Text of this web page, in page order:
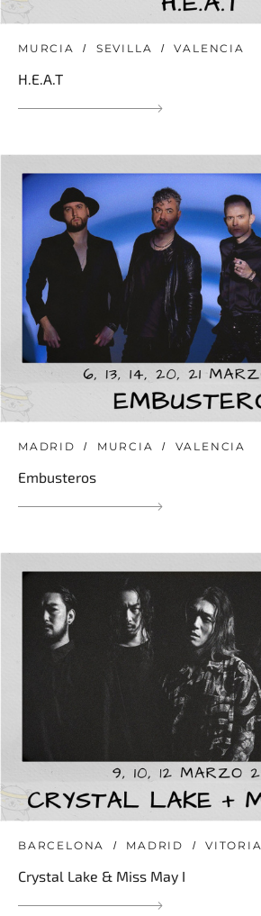
MURCIA SEVILLA VALENCIA
H.E.A.T
MADRID MURCIA VALENCIA
Embusteros
BARCELONA MADRID VITORIA
Crystal Lake & Miss May I